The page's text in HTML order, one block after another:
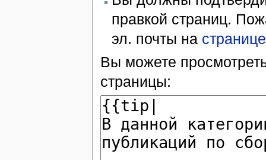
правкой страниц.
эл. почты на
Вы можете
страницы: